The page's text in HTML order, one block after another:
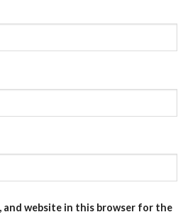
and website in this browser for the